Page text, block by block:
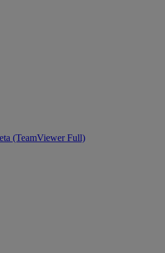
(TeamViewer Full)